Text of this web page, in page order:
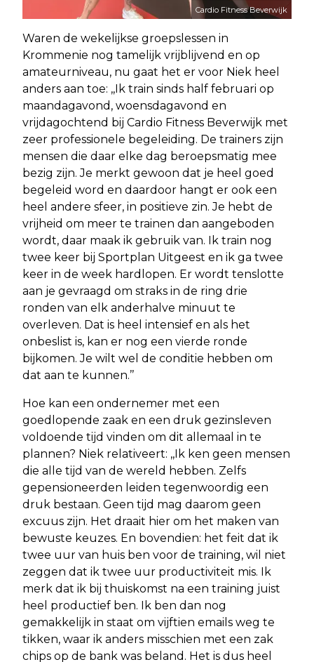
Cardio Fitness Beverwijk
Waren de wekelijkse groepslessen in
Krommenie nog tamelijk vrijblijvend en op
amateurniveau, nu gaat het er voor Niek heel
anders aan toe: ,,Ik train sinds half februari op
maandagavond, woensdagavond en
vrijdagochtend bij Cardio Fitness Beverwijk met
zeer professionele begeleiding. De trainers zijn
mensen die daar elke dag beroepsmatig mee
bezig zijn. Je merkt gewoon dat je heel goed
begeleid word en daardoor hangt er ook een
heel andere sfeer, in positieve zin. Je hebt de
vrijheid om meer te trainen dan aangeboden
wordt, daar maak ik gebruik van. Ik train nog
twee keer bij Sportplan Uitgeest en ik ga twee
keer in de week hardlopen. Er wordt tenslotte
aan je gevraagd om straks in de ring drie
ronden van elk anderhalve minuut te
overleven. Dat is heel intensief en als het
onbeslist is, kan er nog een vierde ronde
bijkomen. Je wilt wel de conditie hebben om
dat aan te kunnen.’’
Hoe kan een ondernemer met een
goedlopende zaak en een druk gezinsleven
voldoende tijd vinden om dit allemaal in te
plannen? Niek relativeert: ,,Ik ken geen mensen
die alle tijd van de wereld hebben. Zelfs
gepensioneerden leiden tegenwoordig een
druk bestaan. Geen tijd mag daarom geen
excuus zijn. Het draait hier om het maken van
bewuste keuzes. En bovendien: het feit dat ik
twee uur van huis ben voor de training, wil niet
zeggen dat ik twee uur productiviteit mis. Ik
merk dat ik bij thuiskomst na een training juist
heel productief ben. Ik ben dan nog
gemakkelijk in staat om vijftien emails weg te
tikken, waar ik anders misschien met een zak
chips op de bank was beland. Het is dus heel